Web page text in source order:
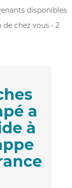
disponibles
de chez vous • 2
a
à